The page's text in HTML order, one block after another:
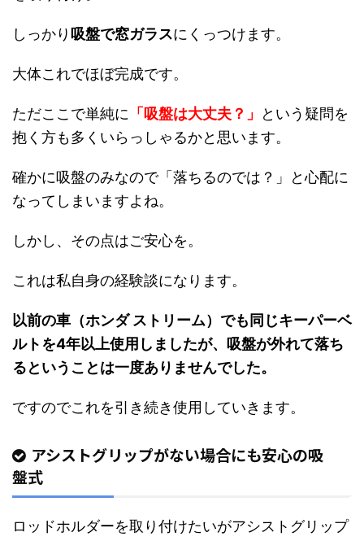
しっかり吸盤で窓ガラスにくっつけます。
大体これでほぼ完成です。
ただここで単純に 「吸盤は大丈夫？」
という疑問を
抱く方も多くいらっしゃるかと思います。
確かに吸盤のみなので「落ちるのでは？」と心配に
なってしまいますよね。
しかし、その点はご安心を。
これは私自身の経験談になります。
以前の車（ホンダ ストリーム）でも同じキーパーベ
ルトを4年以上使用しましたが、吸盤が外れて落ち
るということは一度ありませんでした。
ですのでこれを引き続き使用していきます。
アシストグリップがない場合にも安心の吸
盤式
ロッドホルダーを取り付けたいがアシストグリップ